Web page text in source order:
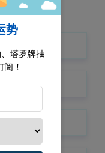
势捷径
运势
运势
势
塔罗牌抽
！